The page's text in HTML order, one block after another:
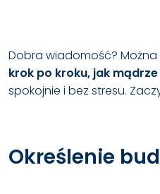
Dobra wiadomość?
krok po kroku, jak
spokojnie i bez stresu.
Określenie